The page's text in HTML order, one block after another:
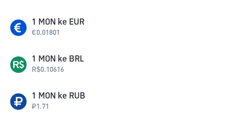
1 MON ke EUR
€0.01801
1 MON ke BRL
R$0.10616
1 MON ke RUB
₽1.71